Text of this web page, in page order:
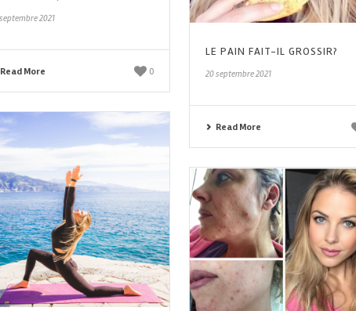
2021
Read More 0
LE PAIN FAIT-IL GROSSIR?
20 septembre 2021
Read More